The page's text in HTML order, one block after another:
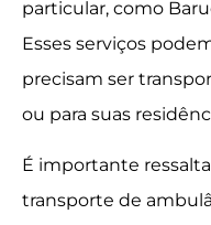
particular, como
Esses serviços
precisam ser
ou para suas
É importante
transporte de